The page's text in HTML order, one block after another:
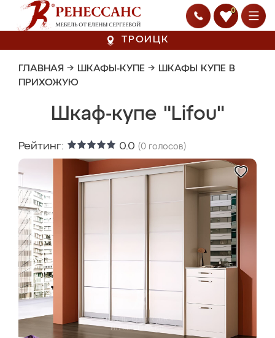
0
ТРОИЦК
ГЛАВНАЯ → ШКАФЫ-КУПЕ → ШКАФЫ КУПЕ В
ПРИХОЖУЮ
Шкаф-купе "Lifou"
Рейтинг: 0.0 (0 голосов)